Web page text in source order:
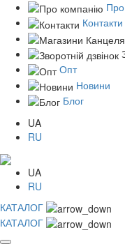
Контакти
Опт
Новини
Блог
UA
RU
UA
RU
КАТАЛОГ
КАТАЛОГ